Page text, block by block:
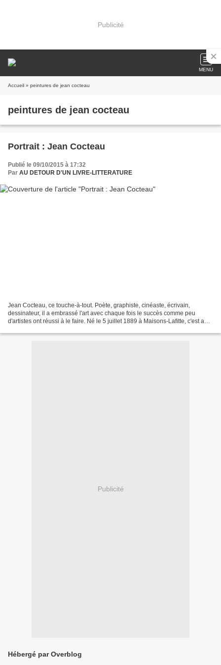
Publicité
MENU
Accueil » peintures de jean cocteau
peintures de jean cocteau
Portrait : Jean Cocteau
Publié le 09/10/2015 à 17:32
Par AU DETOUR D'UN LIVRE-LITTERATURE
Jean Cocteau, ce touche-à-tout. Poète, graphiste, cinéaste, écrivain,
dessinateur, il a embrassé l'art avec chaque fois le succès comme peu
d'artistes ont réussi à le faire. Né le 5 juillet 1889 à Maisons-Lafitte, c'est au
Publicité
Hébergé par Overblog